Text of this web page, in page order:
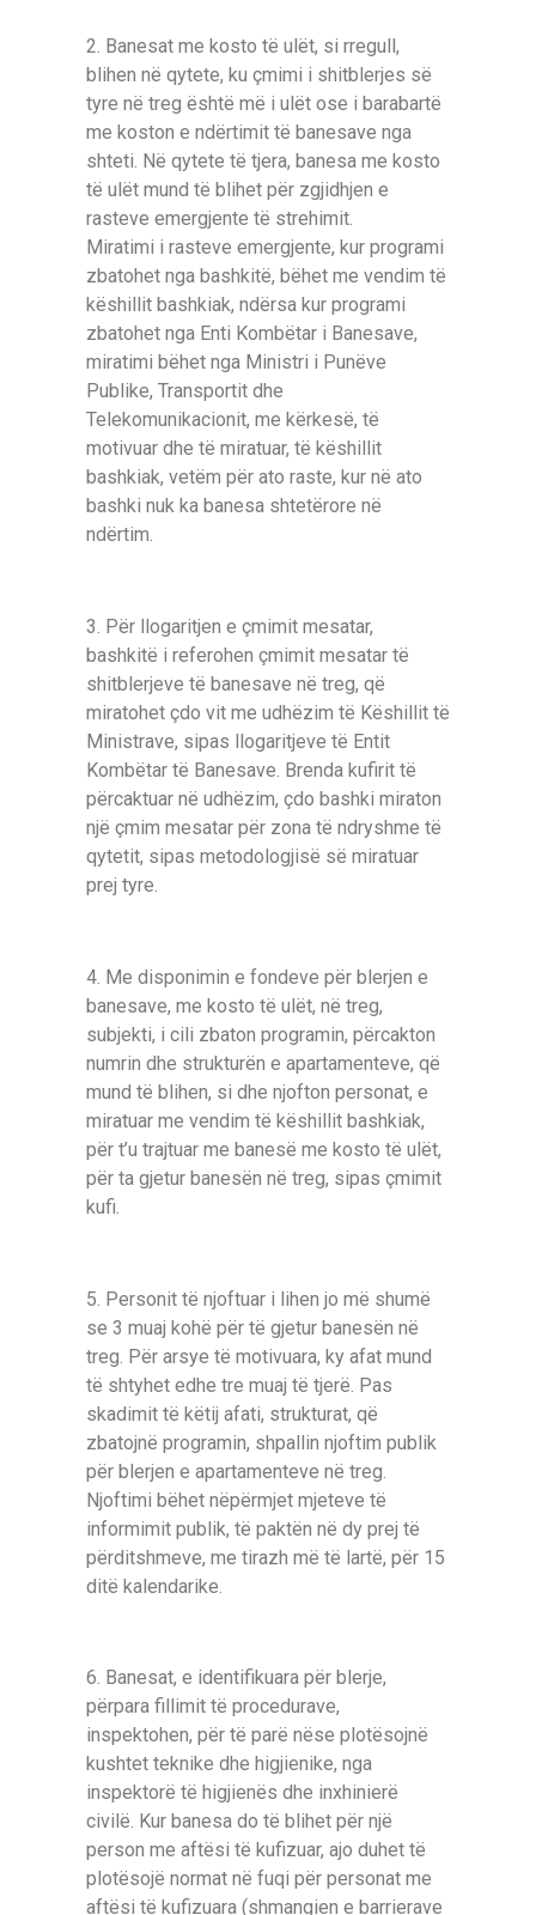
2. Banesat me kosto të ulët, si rregull,
blihen në qytete, ku çmimi і shitblerjes së
tyre në treg është më і ulët ose і barabartë
me koston e ndërtimit të banesave nga
shteti. Në qytete të tjera, banesa me kosto
të ulët mund të blihet për zgjidhjen e
rasteve emergjente të strehimit.
Miratimi і rasteve emergjente, kur programi
zbatohet nga bashkitë, bëhet me vendim të
këshillit bashkiak, ndërsa kur programi
zbatohet nga Enti Kombëtar і Banesave,
miratimi bëhet nga Ministri і Punëve
Publike, Transportit dhe
Telekomunikacionit, me kërkesë, të
motivuar dhe të miratuar, të këshillit
bashkiak, vetëm për ato raste, kur në ato
bashki nuk ka banesa shtetërore në
ndërtim.
3. Për llogaritjen e çmimit mesatar,
bashkitë і referohen çmimit mesatar të
shitblerjeve të banesave në treg, që
miratohet çdo vit me udhëzim të Këshillit të
Ministrave, sipas llogaritjeve të Entit
Kombëtar të Banesave. Brenda kufirit të
përcaktuar në udhëzim, çdo bashki miraton
një çmim mesatar për zona të ndryshme të
qytetit, sipas metodologjisë së miratuar
prej tyre.
4. Me disponimin e fondeve për blerjen e
banesave, me kosto të ulët, në treg,
subjekti, і cili zbaton programin, përcakton
numrin dhe strukturën e apartamenteve, që
mund të blihen, si dhe njofton personat, e
miratuar me vendim të këshillit bashkiak,
për t’u trajtuar me banesë me kosto të ulët,
për ta gjetur banesën në treg, sipas çmimit
kufi.
5. Personit të njoftuar і lihen jo më shumë
se 3 muaj kohë për të gjetur banesën në
treg. Për arsye të motivuara, ky afat mund
të shtyhet edhe tre muaj të tjerë. Pas
skadimit të këtij afati, strukturat, që
zbatojnë programin, shpallin njoftim publik
për blerjen e apartamenteve në treg.
Njoftimi bëhet nëpërmjet mjeteve të
informimit publik, të paktën në dy prej të
përditshmeve, me tirazh më të lartë, për 15
ditë kalendarike.
6. Banesat, e identifikuara për blerje,
përpara fillimit të procedurave,
inspektohen, për të parë nëse plotësojnë
kushtet teknike dhe higjienike, nga
inspektorë të higjienës dhe inxhinierë
civilë. Kur banesa do të blihet për një
person me aftësi të kufizuar, ajo duhet të
plotësojë normat në fuqi për personat me
aftësi të kufizuara (shmangien e barrierave